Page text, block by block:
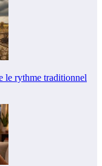
le rythme traditionnel